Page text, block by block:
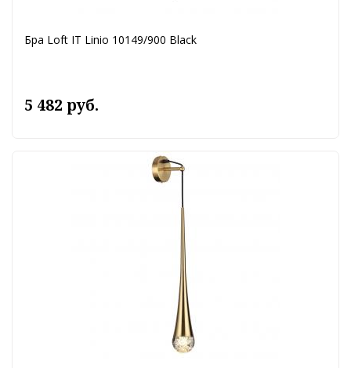
Бра Loft IT Linio 10149/900 Black
5 482 руб.